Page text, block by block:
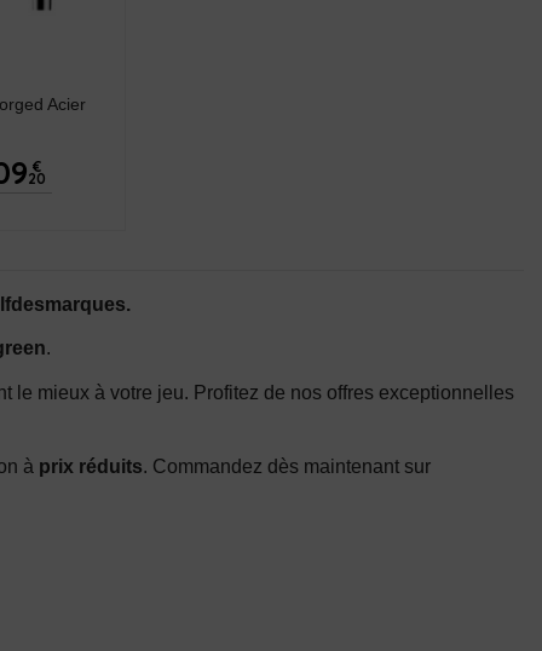
Acier
€
20
.
le mieux à votre jeu. Profitez de nos offres exceptionnelles
à prix réduits. Commandez dès maintenant sur